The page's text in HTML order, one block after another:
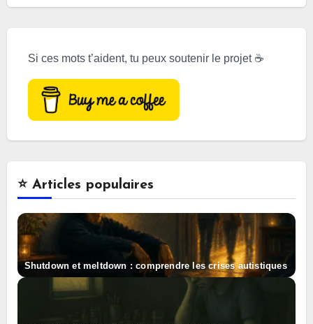
Si ces mots t’aident, tu peux soutenir le projet ☕
⭐️ Articles populaires
Shutdown et meltdown : comprendre les crises autistiques